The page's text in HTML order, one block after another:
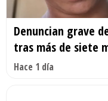
Denuncian grave
tras más de siete
Hace 1 día